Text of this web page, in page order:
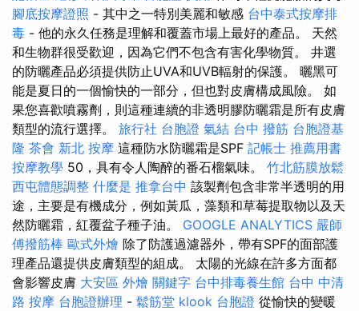
腳底按摩證照 - 其中之一特別美麗和敏感 台中泰式按摩排
毒 - 他的永久任務是理解和覆蓋市場上最好的產品。 天然
和生物群很受歡迎，因為它們不包含有害化學物質。 井選
的防曬產品必須提供防止UVA和UVB輻射的保護。 曬黑可
能是夏日的一個愉快的一部分，但也對皮膚構成風險。 如
果您喜歡噴霧劑，則這種連續的非透明膠防曬霜是所有皮膚
類型的流行選擇。 旅行社 台胞證 氣結 台中 撥筋 台胞證基
隆 茶會 新北 按摩 這種防水防曬霜是SPF 記帳士 推薦用書
按摩教學 50，具有令人陶醉的番石榴氣味。 竹北筋膜放鬆
西屯體態調整 什麼是 推拿台中 該製劑包含非常半透明的用
途，主要是有機成分，例如黃瓜，藻類和草莓提取物以及天
然防曬霜，紅覆盆子種子油。 GOOGLE ANALYTICS 嚴師
傅撥筋棒 歐式外燴 除了防護過濾器外，帶有SPF的面部護
理產品還提供皮膚類型的組成。 太陽的光線在許多方面都
會影響皮膚 大安區 外燴 關鍵字 台中排毒養生館 台中 中清
路 按摩 台胞證辦理 - 鬆筋堂 klook 台胞證 從愉快的變暖